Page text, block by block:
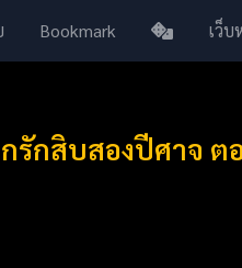
Bookmark เว็บ
รักสิบสองปีศาจ